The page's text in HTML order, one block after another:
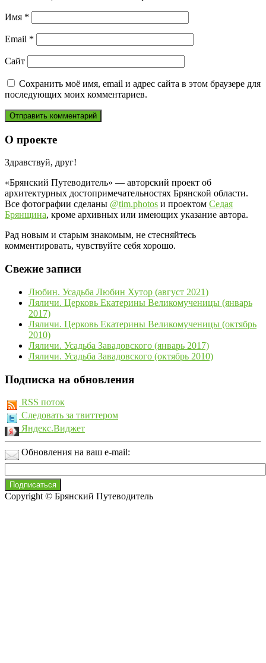
Имя *
Email *
Сайт
Сохранить моё имя, email и адрес сайта в этом браузере для
последующих моих комментариев.
О проекте
Здравствуй, друг!
«Брянский Путеводитель» — авторский проект об
архитектурных достопримечательностях Брянской области.
Все фотографии сделаны @tim.photos и проектом Седая
Брянщина, кроме архивных или имеющих указание автора.
Рад новым и старым знакомым, не стесняйтесь
комментировать, чувствуйте себя хорошо.
Свежие записи
Любин. Усадьба Любин Хутор (август 2021)
Ляличи. Церковь Екатерины Великомученицы (январь
2017)
Ляличи. Церковь Екатерины Великомученицы (октябрь
2010)
Ляличи. Усадьба Завадовского (январь 2017)
Ляличи. Усадьба Завадовского (октябрь 2010)
Подписка на обновления
RSS поток
Следовать за твиттером
Яндекс.Виджет
Обновления на ваш e-mail:
Copyright © Брянский Путеводитель